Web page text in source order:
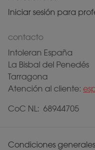
Iniciar sesión para
contacto
Intoleran España
La Bisbal del Penedés
Tarragona
Atención al cliente:
CoC NL: 68944705
Condiciones generales